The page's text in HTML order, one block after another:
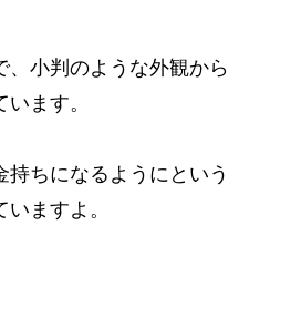
、小判のような外観から
ます。
持ちになるようにという
ますよ。